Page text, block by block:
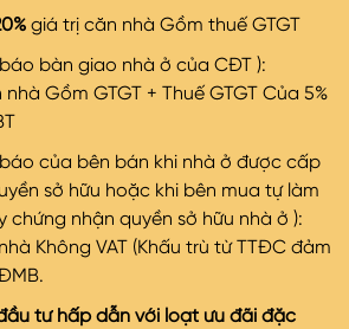
giá trị căn nhà Gồm thuế GTGT
bàn giao nhà ở của CĐT ):
Gồm GTGT + Thuế GTGT Của 5%
của bên bán khi nhà ở được cấp
sở hữu hoặc khi bên mua tự làm
chứng nhận quyền sở hữu nhà ở ):
Không VAT (Khấu trù từ TTĐC đảm
tư hấp dẫn với loạt ưu đãi đặc